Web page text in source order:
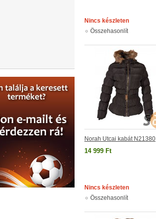
Nincs készleten
Összehasonlít
Norah Utcai kabát N21380
14 999 Ft
Nincs készleten
Összehasonlít